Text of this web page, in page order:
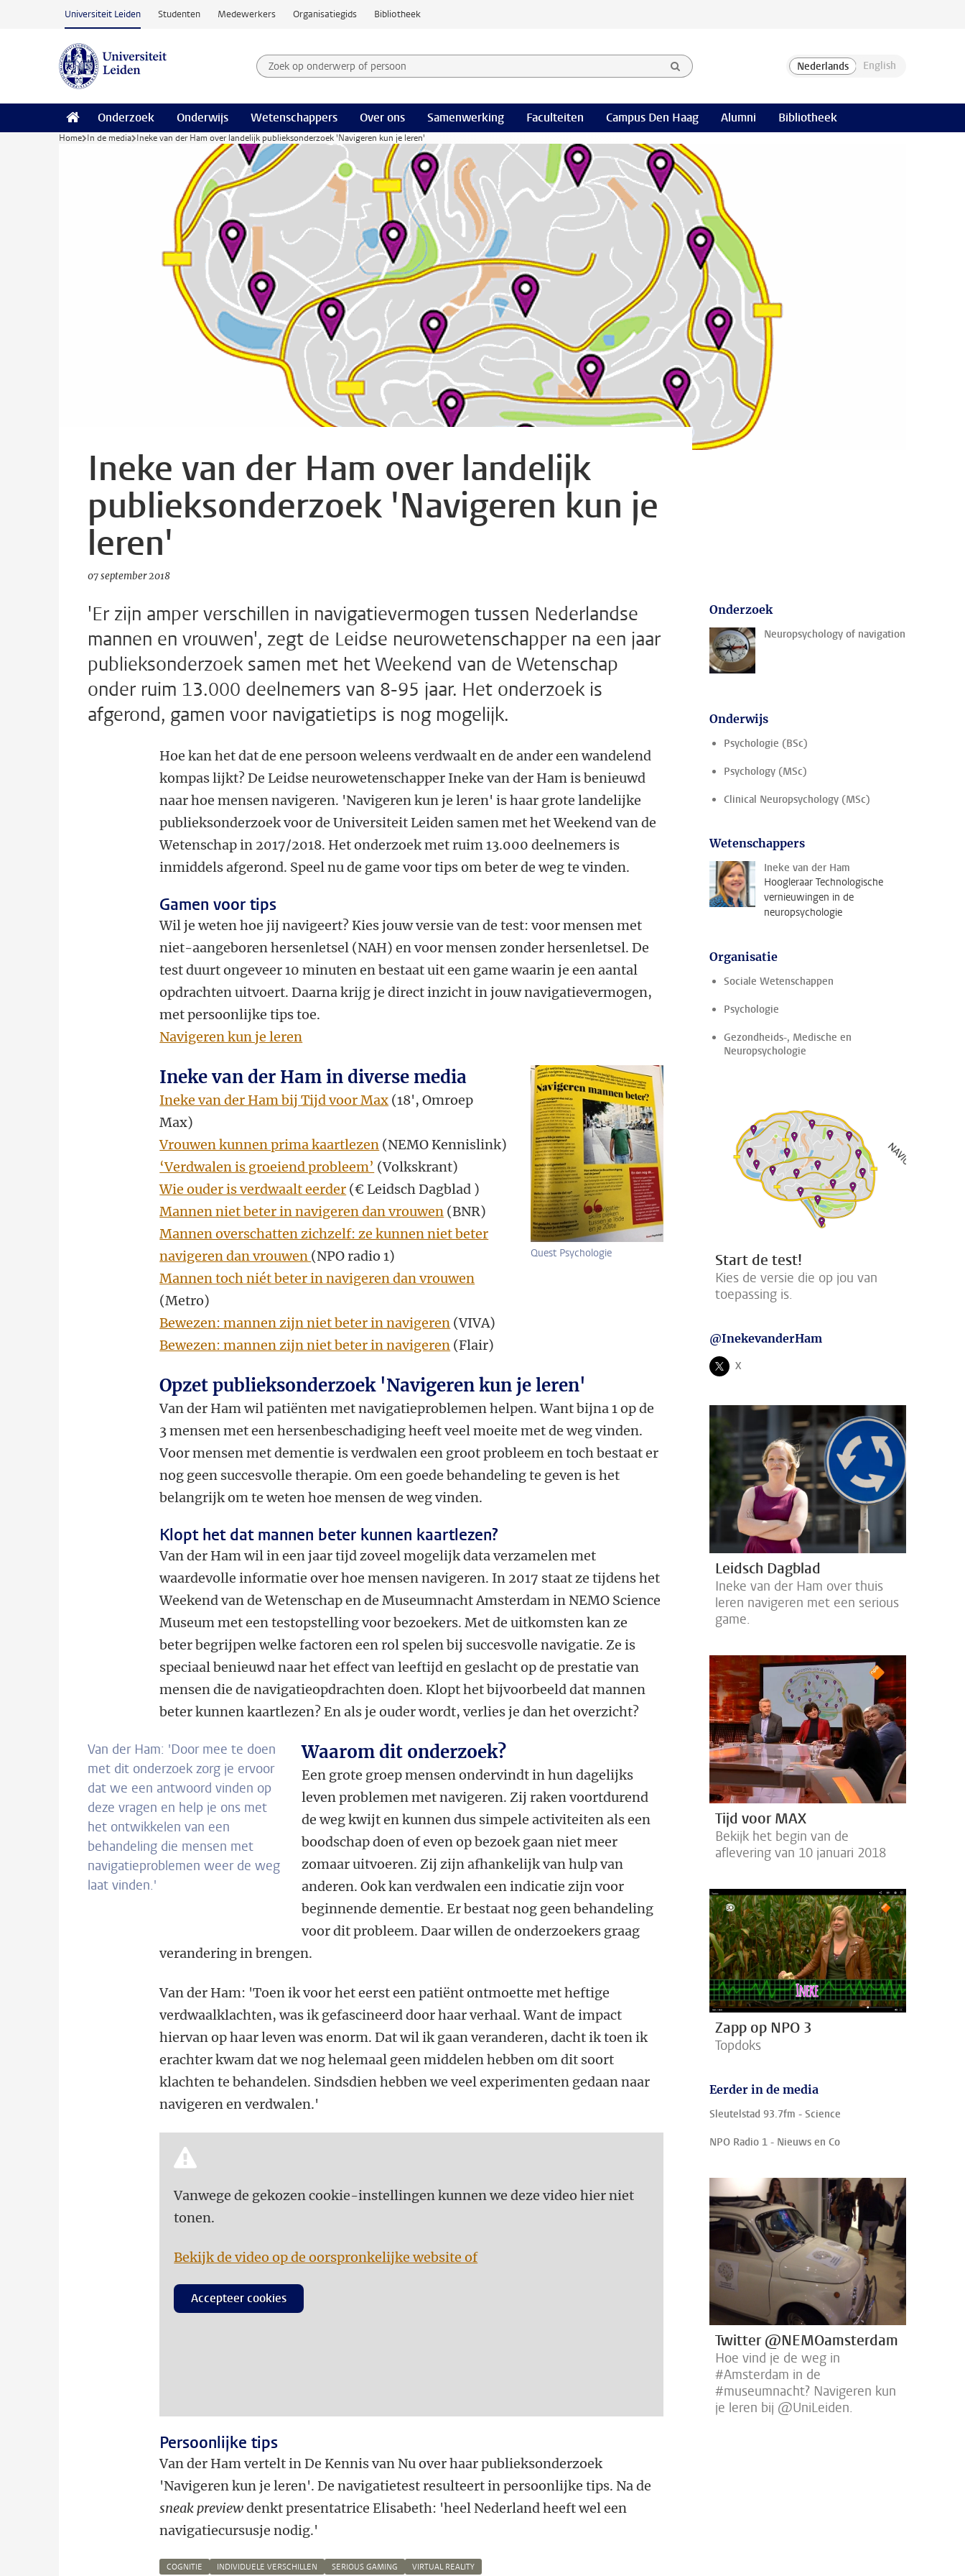
Ga naar hoofdinhoud
Universiteit Leiden Studenten Medewerkers Organisatiegids Bibliotheek
Zoek op onderwerp of persoon en selecteer categorie
Zoekterm
Onderzoek Onderwijs Wetenschappers Over ons Samenwerking Faculteiten Campus Den Haag Alumni Bibliotheek
Home In de media Ineke van der Ham over landelijk publieksonderzoek 'Navigeren kun je leren'
Ineke van der Ham over landelijk
publieksonderzoek 'Navigeren kun je
leren'
07 september 2018
'Er zijn amper verschillen in navigatievermogen tussen Nederlandse
mannen en vrouwen', zegt de Leidse neurowetenschapper na een jaar
publieksonderzoek samen met het Weekend van de Wetenschap
onder ruim 13.000 deelnemers van 8-95 jaar. Het onderzoek is
afgerond, gamen voor navigatietips is nog mogelijk.
Hoe kan het dat de ene persoon weleens verdwaalt en de ander een wandelend
kompas lijkt? De Leidse neurowetenschapper Ineke van der Ham is benieuwd
naar hoe mensen navigeren. 'Navigeren kun je leren' is haar grote landelijke
publieksonderzoek voor de Universiteit Leiden samen met het Weekend van de
Wetenschap in 2017/2018. Het onderzoek met ruim 13.000 deelnemers is
inmiddels afgerond. Speel nu de game voor tips om beter de weg te vinden.
Gamen voor tips
Wil je weten hoe jij navigeert? Kies jouw versie van de test: voor mensen met
niet-aangeboren hersenletsel (NAH) en voor mensen zonder hersenletsel. De
test duurt ongeveer 10 minuten en bestaat uit een game waarin je een aantal
opdrachten uitvoert. Daarna krijg je direct inzicht in jouw navigatievermogen,
met persoonlijke tips toe.
Navigeren kun je leren
Quest Psychologie
Ineke van der Ham in diverse media
Ineke van der Ham bij Tijd voor Max (18', Omroep
Max)
Vrouwen kunnen prima kaartlezen (NEMO Kennislink)
‘Verdwalen is groeiend probleem’ (Volkskrant)
Wie ouder is verdwaalt eerder (€ Leidsch Dagblad )
Mannen niet beter in navigeren dan vrouwen (BNR)
Mannen overschatten zichzelf: ze kunnen niet beter
navigeren dan vrouwen (NPO radio 1)
Mannen toch niét beter in navigeren dan vrouwen
(Metro)
Bewezen: mannen zijn niet beter in navigeren (VIVA)
Bewezen: mannen zijn niet beter in navigeren (Flair)
Opzet publieksonderzoek 'Navigeren kun je leren'
Van der Ham wil patiënten met navigatieproblemen helpen. Want bijna 1 op de
3 mensen met een hersenbeschadiging heeft veel moeite met de weg vinden.
Voor mensen met dementie is verdwalen een groot probleem en toch bestaat er
nog geen succesvolle therapie. Om een goede behandeling te geven is het
belangrijk om te weten hoe mensen de weg vinden.
Klopt het dat mannen beter kunnen kaartlezen?
Van der Ham wil in een jaar tijd zoveel mogelijk data verzamelen met
waardevolle informatie over hoe mensen navigeren. In 2017 staat ze tijdens het
Weekend van de Wetenschap en de Museumnacht Amsterdam in NEMO Science
Museum met een testopstelling voor bezoekers. Met de uitkomsten kan ze
beter begrijpen welke factoren een rol spelen bij succesvolle navigatie. Ze is
speciaal benieuwd naar het effect van leeftijd en geslacht op de prestatie van
mensen die de navigatieopdrachten doen. Klopt het bijvoorbeeld dat mannen
beter kunnen kaartlezen? En als je ouder wordt, verlies je dan het overzicht?
Van der Ham: 'Door mee te doen
met dit onderzoek zorg je ervoor
dat we een antwoord vinden op
deze vragen en help je ons met
het ontwikkelen van een
behandeling die mensen met
navigatieproblemen weer de weg
laat vinden.'
Waarom dit onderzoek?
Een grote groep mensen ondervindt in hun dagelijks
leven problemen met navigeren. Zij raken voortdurend
de weg kwijt en kunnen dus simpele activiteiten als een
boodschap doen of even op bezoek gaan niet meer
zomaar uitvoeren. Zij zijn afhankelijk van hulp van
anderen. Ook kan verdwalen een indicatie zijn voor
beginnende dementie. Er bestaat nog geen behandeling
voor dit probleem. Daar willen de onderzoekers graag
verandering in brengen.
Van der Ham: 'Toen ik voor het eerst een patiënt ontmoette met heftige
verdwaalklachten, was ik gefascineerd door haar verhaal. Want de impact
hiervan op haar leven was enorm. Dat wil ik gaan veranderen, dacht ik toen ik
erachter kwam dat we nog helemaal geen middelen hebben om dit soort
klachten te behandelen. Sindsdien hebben we veel experimenten gedaan naar
navigeren en verdwalen.'
Vanwege de gekozen cookie-instellingen kunnen we deze video hier niet
tonen.
Bekijk de video op de oorspronkelijke website of
Accepteer cookies
Persoonlijke tips
Van der Ham vertelt in De Kennis van Nu over haar publieksonderzoek
'Navigeren kun je leren'. De navigatietest resulteert in persoonlijke tips. Na de
sneak previewdenkt presentatrice Elisabeth: 'heel Nederland heeft wel een
navigatiecursusje nodig.'
COGNITIE INDIVIDUELE VERSCHILLEN SERIOUS GAMING VIRTUAL REALITY
Onderzoek
Neuropsychology of navigation
Onderwijs
Psychologie (BSc)
Psychology (MSc)
Clinical Neuropsychology (MSc)
Wetenschappers
Ineke van der Ham
Hoogleraar Technologische
vernieuwingen in de
neuropsychologie
Organisatie
Sociale Wetenschappen
Psychologie
Gezondheids-, Medische en
Neuropsychologie
Start de test!
Kies de versie die op jou van
toepassing is.
@InekevanderHam
X
Leidsch Dagblad
Ineke van der Ham over thuis
leren navigeren met een serious
game.
Tijd voor MAX
Bekijk het begin van de
aflevering van 10 januari 2018
Zapp op NPO 3
Topdoks
Eerder in de media
Sleutelstad 93.7fm - Science
NPO Radio 1 - Nieuws en Co
Twitter @NEMOamsterdam
Hoe vind je de weg in
#Amsterdam in de
#museumnacht? Navigeren kun
je leren bij @UniLeiden.